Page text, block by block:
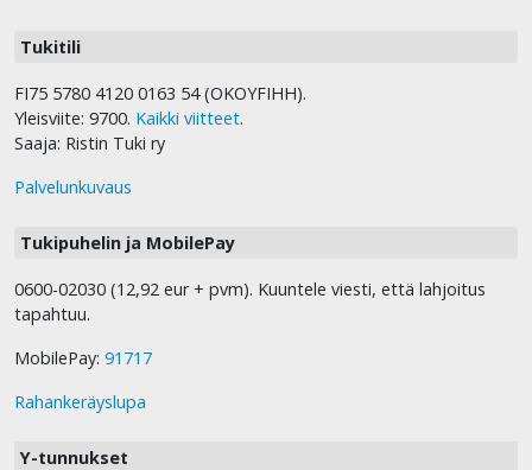
Tukitili
FI75 5780 4120 0163 54 (OKOYFIHH).
Yleisviite: 9700. Kaikki viitteet.
Saaja: Ristin Tuki ry
Palvelunkuvaus
Tukipuhelin ja MobilePay
0600-02030 (12,92 eur + pvm). Kuuntele viesti, että lahjoitus
tapahtuu.
MobilePay: 91717
Rahankeräyslupa
Y-tunnukset